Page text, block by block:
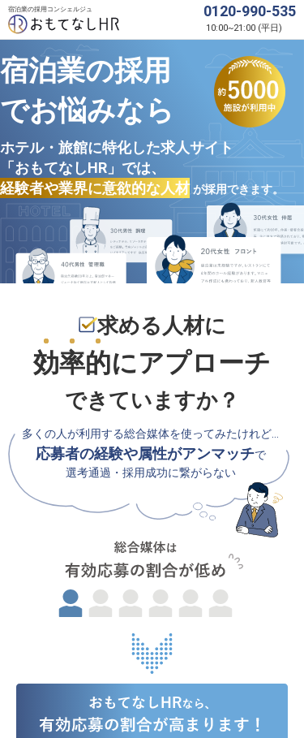
宿泊業の採用コンシェルジュ 0120-990-535
10:00~21:00 (平日)
宿泊業の採用
でお悩みなら
ホテル・旅館に特化した求人サイト
「おもてなしHR」では、
経験者や業界に意欲的な人材 が採用できます。
求める人材に
効率的にアプローチ
できていますか？
多くの人が利用する総合媒体を使ってみたけれど…
応募者の経験や属性がアンマッチで
選考通過・採用成功に繋がらない